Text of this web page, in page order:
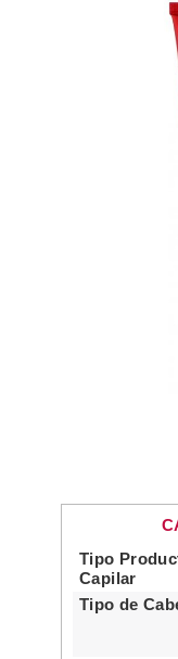
Tipo
Capilar
Tipo de